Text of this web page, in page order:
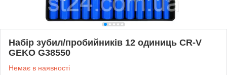
Набір зубил/пробийників 12 одиниць CR-V
GEKO G38550
Немає в наявності